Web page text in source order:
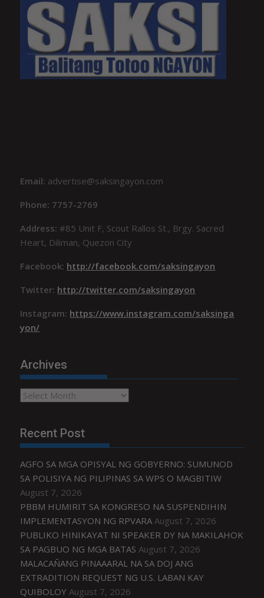
Email: advertise@saksingayon.com
Phone: 7757-2769
Address:#85 Unit F, Scout Rallos St., Brgy. Sacred
Heart, Diliman, Quezon City
Facebook: http://facebook.com/saksingayon
Twitter: http://twitter.com/saksingayon
Instagram: https://www.instagram.com/saksinga
yon/
Archives
Archives
Recent Post
AGFO SA MGA OPISYAL NG GOBYERNO: SUMUNOD
SA POLISIYA NG PILIPINAS SA WPS O MAGBITIW
August 7, 2026
PBBM HUMIRIT SA KONGRESO NA SUSPENDIHIN
IMPLEMENTASYON NG RPVARA August 7, 2026
PUBLIKO HINIKAYAT NI SPEAKER DY NA MAKILAHOK
SA PAGBUO NG MGA BATAS August 7, 2026
MALACAÑANG PINAAARAL NA SA DOJ ANG
EXTRADITION REQUEST NG U.S. LABAN KAY
QUIBOLOY August 7, 2026